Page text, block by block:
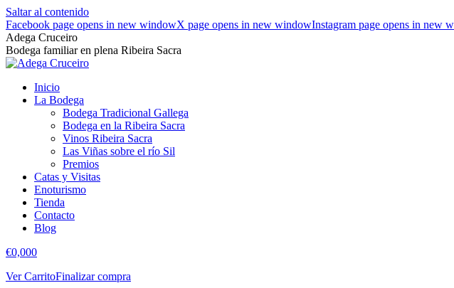
Saltar al contenido
Facebook page opens in new windowX page opens in new windowInstagram page opens in new
Adega Cruceiro
Bodega familiar en plena Ribeira Sacra
Inicio
La Bodega
Bodega Tradicional Gallega
Bodega en la Ribeira Sacra
Vinos Ribeira Sacra
Las Viñas sobre el río Sil
Premios
Catas y Visitas
Enoturismo
Tienda
Contacto
Blog
€0,000
Ver CarritoFinalizar compra